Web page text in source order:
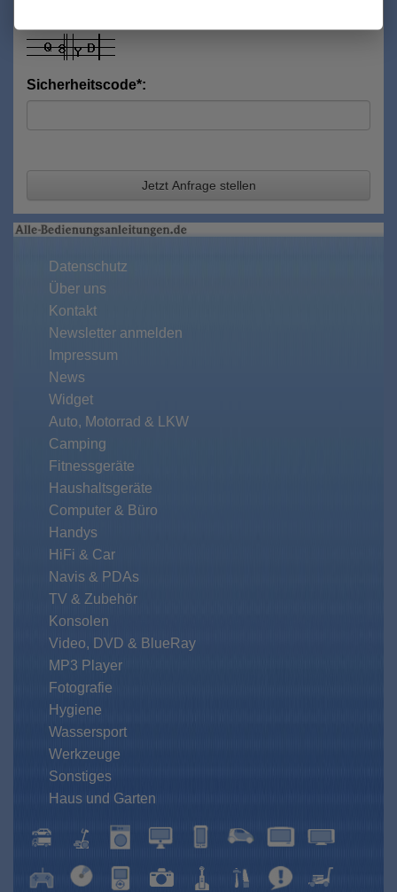
Sicherheitscode*:
Jetzt Anfrage stellen
Datenschutz
Über uns
Kontakt
Newsletter anmelden
Impressum
News
Widget
Auto, Motorrad & LKW
Camping
Fitnessgeräte
Haushaltsgeräte
Computer & Büro
Handys
HiFi & Car
Navis & PDAs
TV & Zubehör
Konsolen
Video, DVD & BlueRay
MP3 Player
Fotografie
Hygiene
Wassersport
Werkzeuge
Sonstiges
Haus und Garten